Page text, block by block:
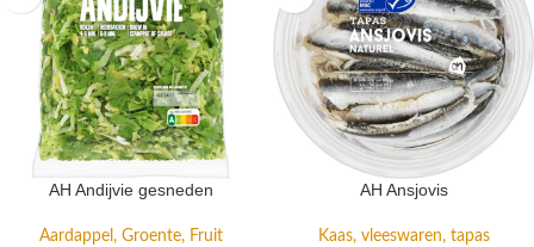
AH Andijvie gesneden
Aardappel, Groente, Fruit
AH Ansjovis
Kaas, vleeswaren, tapas